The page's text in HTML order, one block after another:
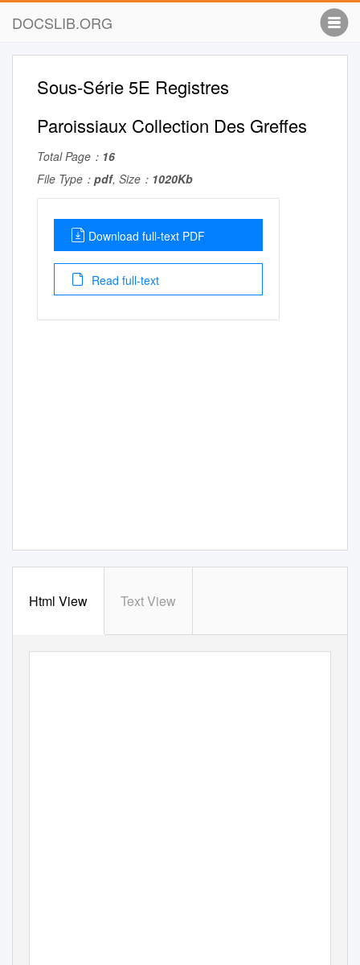
DOCSLIB.ORG
Sous-Série 5E Registres
Paroissiaux Collection Des Greffes
Total Page： 16
File Type： pdf, Size： 1020Kb
Download full-text PDF
Read full-text
Html View Text View